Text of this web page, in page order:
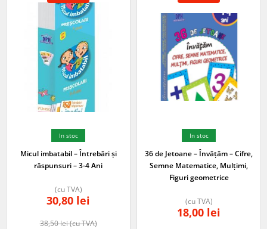
In stoc
Micul imbatabil – Întrebări și
răspunsuri – 3-4 Ani
38,50lei(cu TVA)
30,80 lei
(cu TVA)
In stoc
36 de Jetoane – Învățăm – Cifre,
Semne Matematice, Mulțimi,
Figuri geometrice
18,00 lei
(cu TVA)